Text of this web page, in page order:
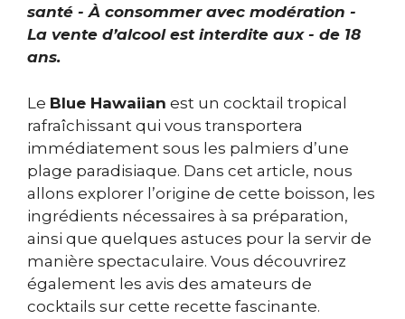
santé - À consommer avec modération -
La vente d’alcool est interdite aux - de 18
ans.
Le Blue Hawaiian est un cocktail tropical
rafraîchissant qui vous transportera
immédiatement sous les palmiers d’une
plage paradisiaque. Dans cet article, nous
allons explorer l’origine de cette boisson, les
ingrédients nécessaires à sa préparation,
ainsi que quelques astuces pour la servir de
manière spectaculaire. Vous découvrirez
également les avis des amateurs de
cocktails sur cette recette fascinante.